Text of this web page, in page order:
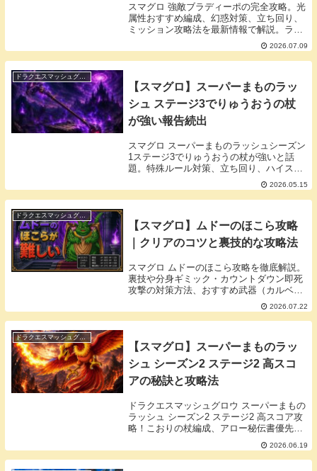
スマグロ 強敵ブラディーポの完全攻略。光
属性おすすめ編成、幻惑対策、立ち回り、
ミッション攻略法を最新情報で解説。ラミ
アスのつるぎ活用で超むずかしいも安定ク
リア！
2026.07.09
ドラクエスマッシュグロウ
【スマグロ】スーパーまものラッ
シュ ステージ3でりゅうおうの杖
が強い報告続出
スマグロ スーパーまものラッシュシーズン
1ステージ3でりゅうおうの杖が強いと話
題。特殊ルール対策、立ち回り、ハイスコ
2026.05.15
ドラクエスマッシュグロウ
【スマグロ】ムドーのほこら攻略
｜クリアのコツと裏技的な攻略法
スマグロ ムドーのほこら攻略を徹底解説。
裏技や分身ギミック・カウントダウン即死
攻撃の対策方法、おすすめ武器（カルベロ
ビュート）、編成例、など掲載していま
す。
2026.07.22
ドラクエスマッシュグロウ
【スマグロ】スーパーまものラッ
シュ シーズン2 ステージ2 高スコ
アの秘訣と攻略法
ドラクエスマッシュグロウ スーパーまもの
ラッシュ シーズン2 ステージ2 高スコア攻
略！こおりの杖編成、アロー秘伝書優先、
壁越し必殺技、フィニッシュチャージなど
の実践秘訣をX最新情報からまとめ。4万点
超え立ち回りでひくいどりステージを効率
2026.06.19